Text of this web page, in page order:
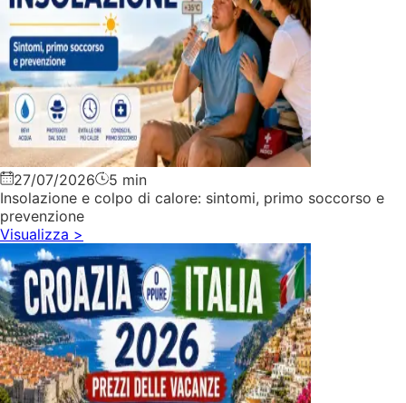
27/07/2026
5 min
Insolazione e colpo di calore: sintomi, primo soccorso e
prevenzione
Visualizza >